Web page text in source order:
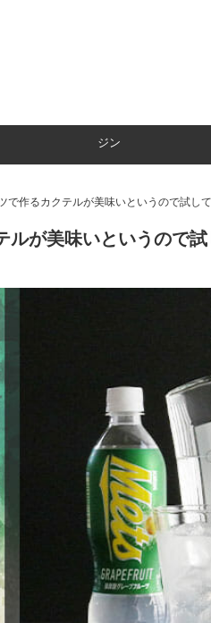
ジン
で作るカクテルが美味いというので試し
ルが美味いというので